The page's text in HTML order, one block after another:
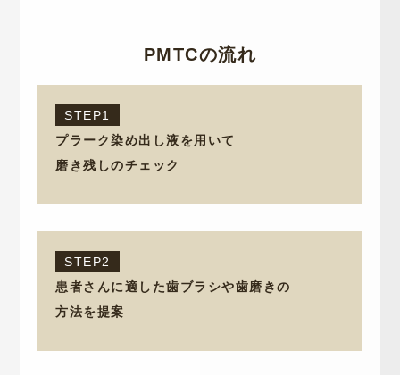
PMTCの流れ
STEP1
プラーク染め出し液を用いて
磨き残しのチェック
STEP2
患者さんに適した歯ブラシや歯磨きの
方法を提案